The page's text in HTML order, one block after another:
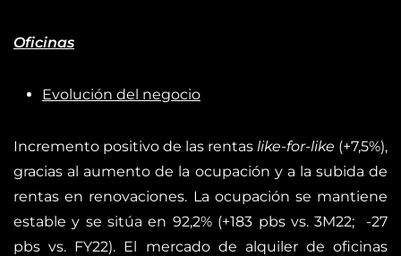
Oficinas
Evolución del negocio
Incremento positivo de las rentas like-for-like (+7,5%),
gracias al aumento de la ocupación y a la subida de
rentas en renovaciones. La ocupación se mantiene
estable y se sitúa en 92,2% (+183 pbs vs. 3M22; -27
pbs vs. FY22). El mercado de alquiler de oficinas